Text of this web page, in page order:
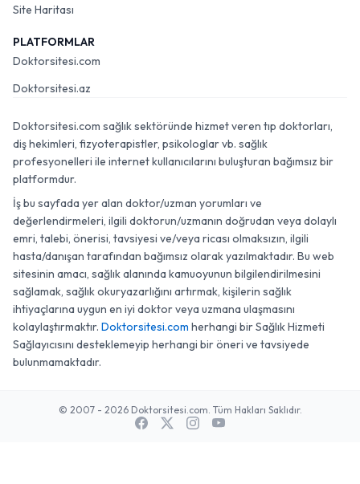
Site Haritası
PLATFORMLAR
Doktorsitesi.com
Doktorsitesi.az
Doktorsitesi.com sağlık sektöründe hizmet veren tıp doktorları,
diş hekimleri, fizyoterapistler, psikologlar vb. sağlık
profesyonelleri ile internet kullanıcılarını buluşturan bağımsız bir
platformdur.
İş bu sayfada yer alan doktor/uzman yorumları ve
değerlendirmeleri, ilgili doktorun/uzmanın doğrudan veya dolaylı
emri, talebi, önerisi, tavsiyesi ve/veya ricası olmaksızın, ilgili
hasta/danışan tarafından bağımsız olarak yazılmaktadır. Bu web
sitesinin amacı, sağlık alanında kamuoyunun bilgilendirilmesini
sağlamak, sağlık okuryazarlığını artırmak, kişilerin sağlık
ihtiyaçlarına uygun en iyi doktor veya uzmana ulaşmasını
kolaylaştırmaktır. Doktorsitesi.com herhangi bir Sağlık Hizmeti
Sağlayıcısını desteklemeyip herhangi bir öneri ve tavsiyede
bulunmamaktadır.
© 2007 - 2026 Doktorsitesi.com. Tüm Hakları Saklıdır.